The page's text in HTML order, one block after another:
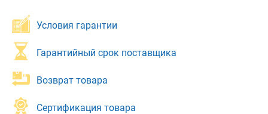
Условия гарантии
Гарантийный срок поставщика
Возврат товара
Сертификация товара